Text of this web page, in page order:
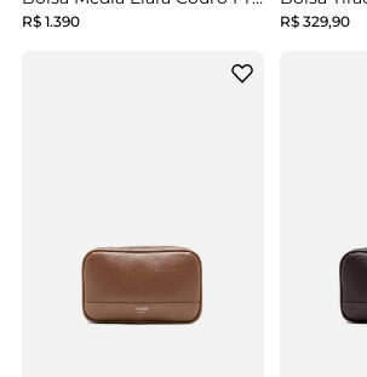
R$ 1.390 R$ 329,90